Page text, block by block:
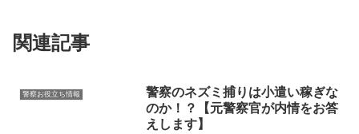
関連記事
警察お役立ち情報
警察のネズミ捕りは小遣い稼ぎな
のか！？【元警察官が内情をお答
えします】